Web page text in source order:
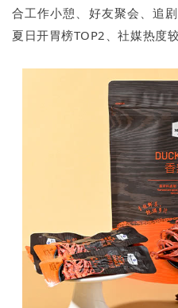
合工作小憩、好友聚会、追
夏日开胃榜TOP2、社媒热度较